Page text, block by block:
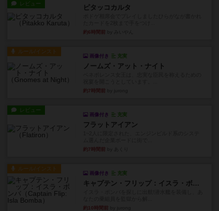
レビュー ピタッコカルタ
約6時間前
ルール/インスト
画像付き 充実
ノームズ・アット・ナイト
約7時間前
レビュー
画像付き 充実
フラットアイアン
約7時間前
ルール/インスト
画像付き 充実
キャプテン・フリップ：イスラ・ボンバ
約10時間前